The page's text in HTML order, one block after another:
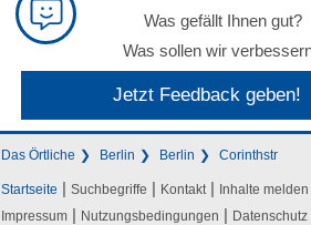
Was gefällt Ihnen gut?
Was sollen wir
Jetzt Feedback geben!
Das Örtliche Berlin Berlin Corinthstr
Startseite | Suchbegriffe | Kontakt | Inhalte melden
Impressum | Nutzungsbedingungen | Datenschutz